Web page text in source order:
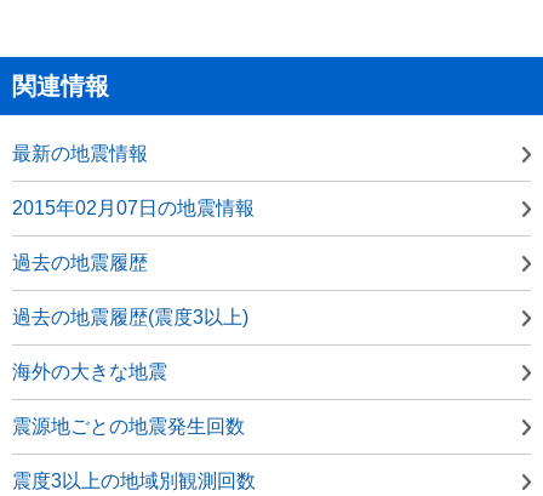
関連情報
最新の地震情報
2015年02月07日の地震情報
過去の地震履歴
過去の地震履歴(震度3以上)
海外の大きな地震
震源地ごとの地震発生回数
震度3以上の地域別観測回数